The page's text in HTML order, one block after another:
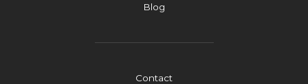
Blog
Contact